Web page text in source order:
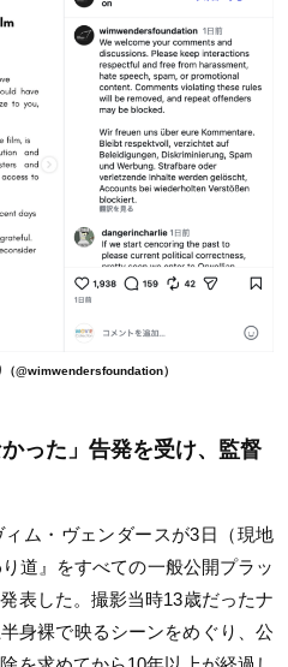
@wimwendersfoundation）
った」告発を受け、監督
ィム・ヴェンダースが3日（現地
道』をすべての一般公開プラッ
表した。撮影当時13歳だったナ
身裸で映るシーンをめぐり、公